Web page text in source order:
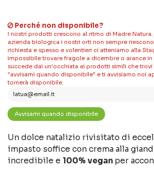
Perché non disponibile?
I nostri prodotti crescono al ritmo di Madre
azienda biologica i nostri orti non sempre
richiesta e spesso e volentieri ci atteniamo alla
impossibile trovare fragole a dicembre o arance in
succede dai un'occhiata ai prodotti simili che
"avvisami quando disponibile" e ti avvisiamo noi
tornerà disponibile.
Un dolce natalizio rivisitato di
impasto soffice con crema alla
incredibile e 100% vegan per